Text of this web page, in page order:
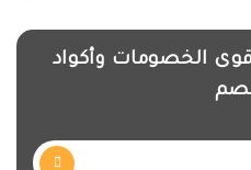
الخصومات وأكواد